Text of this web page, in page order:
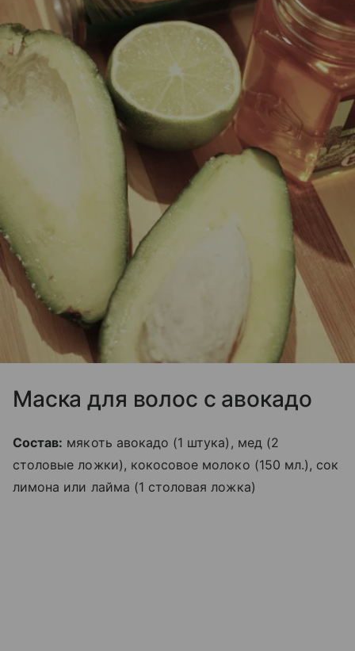
Маска для волос с авокадо
Состав: мякоть авокадо (1 штука), мед (2
столовые ложки), кокосовое молоко (150 мл.), сок
лимона или лайма (1 столовая ложка)